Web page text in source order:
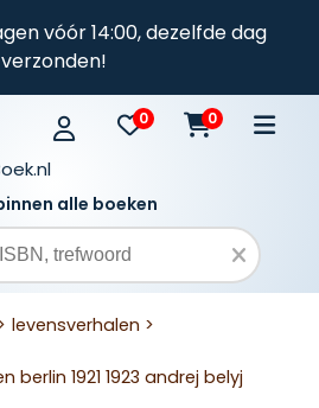
vóór 14:00, dezelfde dag
verzonden!
0 0
alle boeken
levensverhalen >
1921 1923 andrej belyj